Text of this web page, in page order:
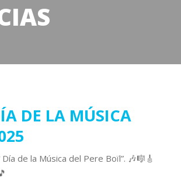
DE LA MÚSICA
Día de la Música del Pere Boïl”. 🎶🎼🎸